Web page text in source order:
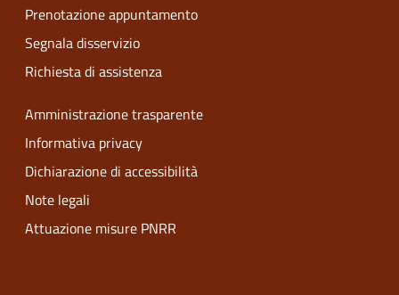
Prenotazione appuntamento
Segnala disservizio
Richiesta di assistenza
Amministrazione trasparente
Informativa privacy
Dichiarazione di accessibilità
Note legali
Attuazione misure PNRR